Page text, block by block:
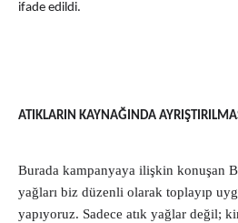
ifade edildi.
ATIKLARIN KAYNAĞINDA
Burada kampanyaya ilişkin konuşan
yağları biz düzenli olarak toplayıp
yapıyoruz. Sadece atık yağlar değil;